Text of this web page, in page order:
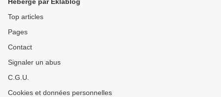
Top articles
Pages
Contact
Signaler un abus
C.G.U.
Cookies et données personnelles